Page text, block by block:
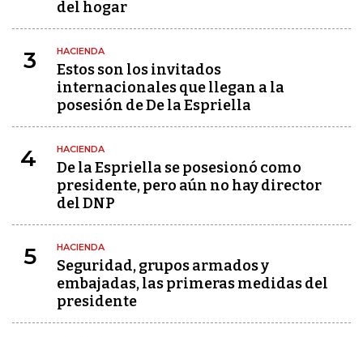
del hogar
3 HACIENDA
Estos son los invitados
internacionales que llegan a la
posesión de De la Espriella
4 HACIENDA
De la Espriella se posesionó como
presidente, pero aún no hay director
del DNP
5 HACIENDA
Seguridad, grupos armados y
embajadas, las primeras medidas del
presidente